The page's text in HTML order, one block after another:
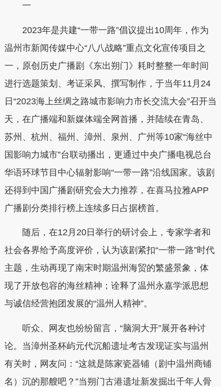
一
2023年是共建“一带一路”倡议提出10周年，作为
温州市新闻传媒中心“八八战略”重点文化宣传项目之
一，原创历史广播剧《东出朔门》耗时整整一年时间
进行选题策划、考证采风、撰写制作，于当年11月24
日“2023海上丝绸之路城市影响力市长交流大会”召开当
天，在广播端和新媒体端全网首播，并陆续在青岛、
苏州、杭州、福州、漳州、泉州、广州等10家“海丝中
国影响力城市”台联动播出，更通过中央广播电视总台
华语环球节目中心辐射影响“一带一路”沿线国家。该剧
还得到中国广播剧研究会大力推荐，在喜马拉雅APP
广播剧分类排行榜上连续多日占据榜首。
随后，在12月20日举行的研讨会上，专家学者和
社会各界给予高度评价，认为该剧紧扣“一带一路”时代
主题，生动再现了南宋时期温州海贸的繁盛景象，体
现了开放包容的海丝精神；诠释了温州永嘉学派思想
与诚信经营抱团发展的“温州人精神”。
听众、网友也纷纷留言，“脑洞大开”展开各种讨
论。当漳州圣杯屿元代沉船遗址考古发现证实与温州
有关时，网友问：“这就是陈家瓷器铺（剧中温州商铺
名）沉的那艘吧？”当朔门古港遗址新发掘出千年人骨